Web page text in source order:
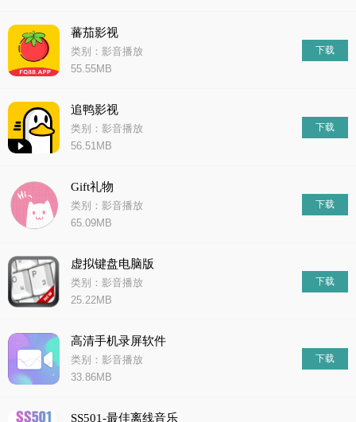
蕃茄影视
类别：影音播放
55.55MB
下载
追鸭影视
类别：影音播放
56.51MB
下载
Gift礼物
类别：影音播放
65.09MB
下载
虚拟键盘电脑版
类别：影音播放
25.22MB
下载
高清手机录屏软件
类别：影音播放
33.86MB
下载
SS501-最佳离线音乐